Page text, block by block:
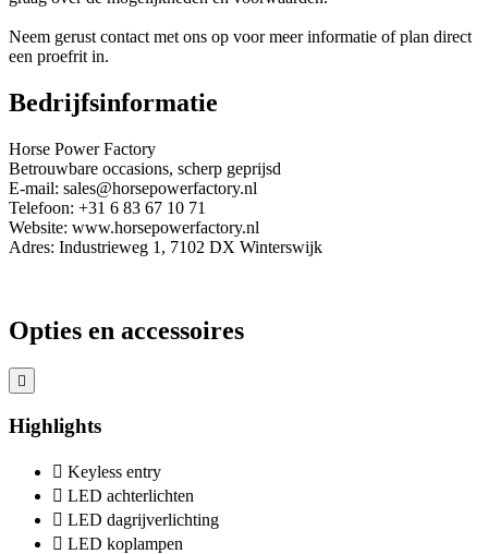
Neem gerust contact met ons op voor meer informatie of plan direct
een proefrit in.
Bedrijfsinformatie
Horse Power Factory
Betrouwbare occasions, scherp geprijsd
E-mail: sales@horsepowerfactory.nl
Telefoon: +31 6 83 67 10 71
Website: www.horsepowerfactory.nl
Adres: Industrieweg 1, 7102 DX Winterswijk
Opties en accessoires
Highlights
Keyless entry
LED achterlichten
LED dagrijverlichting
LED koplampen